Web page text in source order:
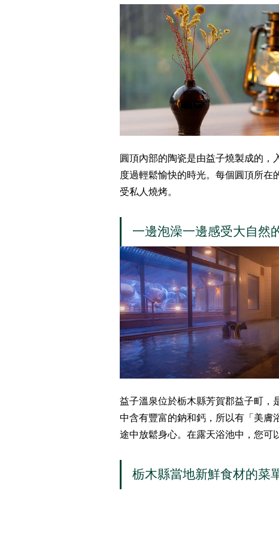
圓頂內部的陶瓷是由益子燒製成的，
度過輕鬆愉快的時光。每個圓頂所在
受私人燒烤。
一邊泡澡一邊感受大自然
益子溫泉位於栃木縣芳賀郡益子町，
中含有豐富的鈉和鈣，所以有「美膚
途中放鬆身心。在露天浴池中，您可
栃木縣當地新鮮食材的菜